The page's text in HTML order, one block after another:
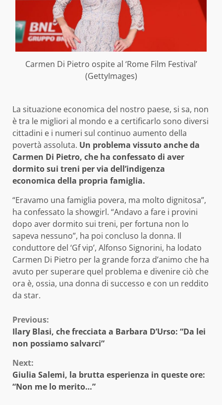
Carmen Di Pietro ospite al ‘Rome Film Festival’
(GettyImages)
La situazione economica del nostro paese, si sa, non
è tra le migliori al mondo e a certificarlo sono diversi
cittadini e i numeri sul continuo aumento della
povertà assoluta. Un problema vissuto anche da
Carmen Di Pietro, che ha confessato di aver
dormito sui treni per via dell’indigenza
economica della propria famiglia.
“Eravamo una famiglia povera, ma molto dignitosa”,
ha confessato la showgirl. “Andavo a fare i provini
dopo aver dormito sui treni, per fortuna non lo
sapeva nessuno”, ha poi concluso la donna. Il
conduttore del ‘Gf vip’, Alfonso Signorini, ha lodato
Carmen Di Pietro per la grande forza d’animo che ha
avuto per superare quel problema e divenire ciò che
ora è, ossia, una donna di successo e con un reddito
da star.
Continue
Reading
Previous:
Ilary Blasi, che frecciata a Barbara D’Urso: “Da lei
non possiamo salvarci”
Next:
Giulia Salemi, la brutta esperienza in queste ore:
“Non me lo merito…”